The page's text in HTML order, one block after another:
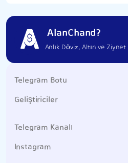
AlanChand?
Anlık Döviz, Altın ve Ziynet
Telegram Botu
Geliştiriciler
Telegram Kanalı
Instagram